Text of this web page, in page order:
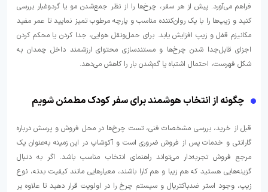
فراهم می‌آورد. پیش از هر سفر، چرخ‌ها را از نظر جمع‌شدن مو یا گردوغبار بررسی
کنید و زیپ‌ها را با یک روان‌کننده مناسب و پارچه مرطوب تمیز نمایید تا عمر مفید
مکانیزم قفل و زیپ افزایش یابد. برای حمل‌ونقل هوایی، جدا کردن یا محکم کردن
اجزای قابل‌جدا شدن چرخ‌ها و مستندسازی محتوای ارزشمند داخل چمدان به
شکل فهرست، احتمال اشتباه یا گم‌شدن بار را کاهش می‌دهد.
چگونه از انتخاب هوشمند برای سفر کودک مطمئن شویم
قبل از خرید، بررسی مشخصات فنی، تست چرخ‌ها در محل فروش و پرسش درباره
گارانتی و خدمات پس از فروش ضروری است و آکوشاپ در این زمینه به‌عنوان یک
مرجع فروش تجربه‌دار می‌تواند راهنمای انتخاب مناسب باشد. اگر به دنبال
گزینه‌هایی هستید که هم زیبا و هم کارا باشند، معیارهایی مانند کیفیت بدنه، نوع
زیپ، وجود استر ضدباکتریال و سیستم چرخ را در اولویت قرار دهید تا علاوه بر